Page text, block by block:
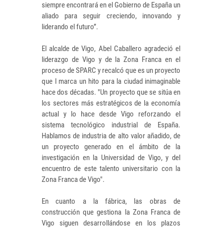
siempre encontrará en el Gobierno de España un
aliado para seguir creciendo, innovando y
liderando el futuro”.
El alcalde de Vigo, Abel Caballero agradeció el
liderazgo de Vigo y de la Zona Franca en el
proceso de SPARC y recalcó que es un proyecto
que l marca un hito para la ciudad inimaginable
hace dos décadas. "Un proyecto que se sitúa en
los sectores más estratégicos de la economía
actual y lo hace desde Vigo reforzando el
sistema tecnológico industrial de España.
Hablamos de industria de alto valor añadido, de
un proyecto generado en el ámbito de la
investigación en la Universidad de Vigo, y del
encuentro de este talento universitario con la
Zona Franca de Vigo".
En cuanto a la fábrica, las obras de
construcción que gestiona la Zona Franca de
Vigo siguen desarrollándose en los plazos